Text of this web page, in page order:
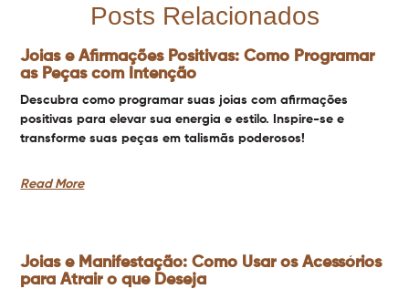
Posts Relacionados
Joias e Afirmações Positivas: Como Programar
as Peças com Intenção
Descubra como programar suas joias com afirmações
positivas para elevar sua energia e estilo. Inspire-se e
transforme suas peças em talismãs poderosos!
Read More
Joias e Manifestação: Como Usar os Acessórios
para Atrair o que Deseja